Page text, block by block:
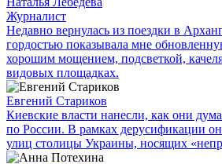
Журналист
Недавно вернулась из поездки в
гордостью показывала мне
хорошим мощением, подсветкой,
видовых площадках.
Евгений Стариков
Киевские власти нанесли, как они
по России. В рамках дерусификации
улиц столицы Украины, носящих